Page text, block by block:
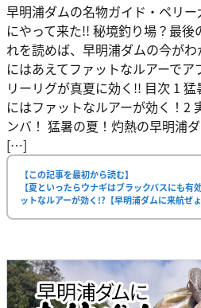
早明浦ダムの名物ガイド・ペリ
にやって来た!! 秘境釣り場？最後
れを読めば、早明浦ダムの今が
にはあえてファットなルアーで
リーリグが真夏に効く!! 目次 1
にはファットなルアーが効く！2
ンバ！ 猛暑の夏！灼熱の早明浦
[…]
【この記事を最初から読む】
【夏といったらウナギはブラックバスにも有
ットなルアーが効く!?【早明浦ダムに来航ぜょ